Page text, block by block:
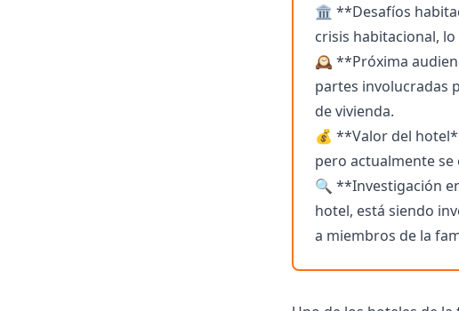
🏛️ **Desafíos
crisis habitacional,
🕰️ **Próxima
partes involucradas
de vivienda.
💰 **Valor del
pero actualmente se
🔍 **Investigación
hotel, está siendo
a miembros de la